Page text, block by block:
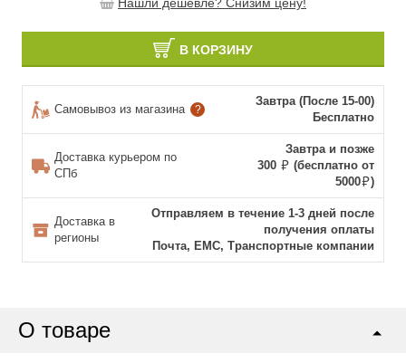
В КОРЗИНУ
Самовывоз из магазина ?
Завтра (После 15-00)
Бесплатно
Доставка курьером по
СПб
Завтра и позже
300
(бесплатно от
5000
)
Доставка в
регионы
Отправляем в течение 1-3 дней после
получения оплаты
Почта, ЕМС, Транспортные компании
О товаре